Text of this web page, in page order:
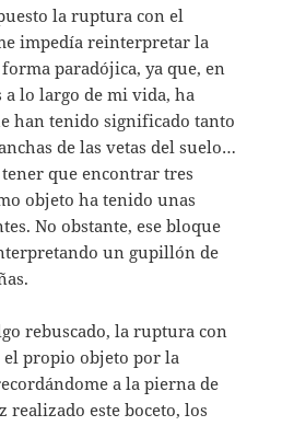
la ruptura con el
impedía reinterpretar la
paradójica, ya que, en
lo largo de mi vida, ha
han tenido significado tanto
de las vetas del suelo…
que encontrar tres
objeto ha tenido unas
No obstante, ese bloque
un gupillón de
rebuscado, la ruptura con
el propio objeto por la
a la pierna de
realizado este boceto, los